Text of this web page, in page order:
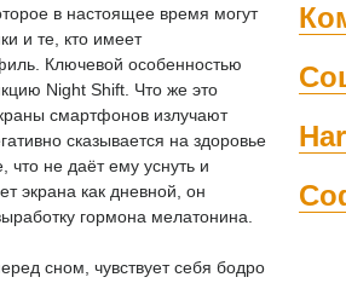
в настоящее время могут
и те, кто имеет
Ключевой особенностью
Night Shift. Что же это
смартфонов излучают
сказывается на здоровье
что не даёт ему уснуть и
экрана как дневной, он
гормона мелатонина.
сном, чувствует себя бодро